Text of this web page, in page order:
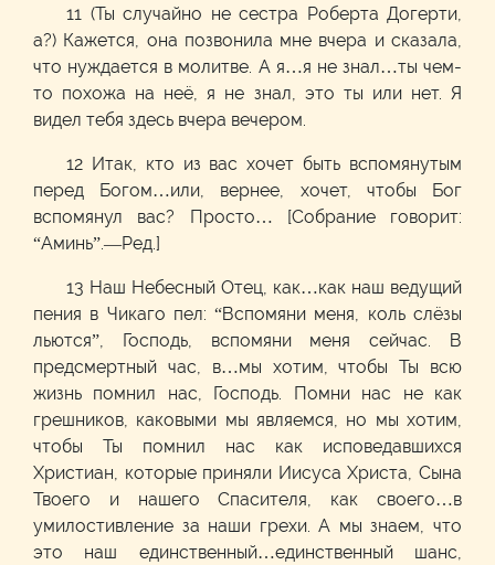
11 (Ты случайно не сестра Роберта Догерти,
а?) Кажется, она позвонила мне вчера и сказала,
что нуждается в молитве. А я…я не знал…ты чем-
то похожа на неё, я не знал, это ты или нет. Я
видел тебя здесь вчера вечером.
12 Итак, кто из вас хочет быть вспомянутым
перед Богом…или, вернее, хочет, чтобы Бог
вспомянул вас? Просто… [Собрание говорит:
“Аминь”.—Ред.]
13 Наш Небесный Отец, как…как наш ведущий
пения в Чикаго пел: “Вспомяни меня, коль слёзы
льются”, Господь, вспомяни меня сейчас. В
предсмертный час, в…мы хотим, чтобы Ты всю
жизнь помнил нас, Господь. Помни нас не как
грешников, каковыми мы являемся, но мы хотим,
чтобы Ты помнил нас как исповедавшихся
Христиан, которые приняли Иисуса Христа, Сына
Твоего и нашего Спасителя, как своего…в
умилостивление за наши грехи. А мы знаем, что
это наш единственный…единственный шанс,